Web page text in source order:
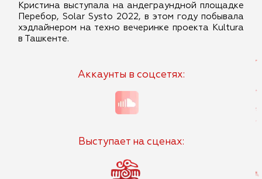
Кристина выступала на андеграундной площадке
Перебор, Solar Systo 2022, в этом году побывала
хэдлайнером на техно вечеринке проекта Kultura
в Ташкенте.
Аккаунты в соцсетях:
Выступает на сценах: